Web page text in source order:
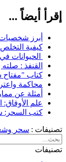
إقرأ أيضاً ...
أبرز
كيفية
الحيوانات
القنفذ :
كتاب "مفتاح
محاكمة
أمثلة عن
علم الأوفاق:
كتب السحر:
تصنيفات : سحر
تصنيفات